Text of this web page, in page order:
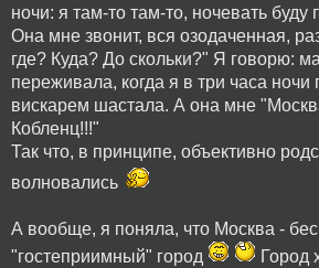
ночи: я там-то там-то, ночевать буду
Она мне звонит, вся озодаченная,
где? Куда? До скольки?" Я говорю:
переживала, когда я в три часа ночи
вискарем шастала. А она мне
Кобленц!!!"
Так что, в принципе, объективно
волновались
А вообще, я поняла, что Москва -
"гостеприимный" город
Город